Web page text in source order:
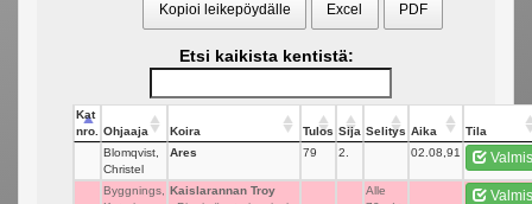
Kopioi leikepöydälle Excel PDF
Etsi kaikista kentistä:
Kat
nro.
Ohjaaja Koira Tulos Sija Selitys Aika
Tila
Blomqvist,
Christel
Ares 79 2. 02.08,91 Valmis
Byggnings,
Kaislarannan Troy
Alle
Valmis